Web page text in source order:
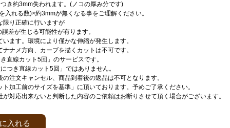
き約3mm失われます。(ノコの厚み分です)
入れる数)×約3mmが無くなる事をご理解ください。
限り正確に行いますが
差が生じる可能性が有ります。
います。環境により僅かな伸縮が発生します。
ナナメ方向、カーブを描くカットは不可です。
直線カット5回」のサービスです。
つき直線カット5回」ではありません。
の注文キャンセル、商品到着後の返品は不可となります。
ト加工前のサイズを基準」に頂いております。予めご了承ください。
が対応出来ないと判断した内容のご依頼はお断りさせて頂く場合がございます。
入れる